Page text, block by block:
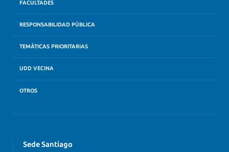
FACULTADES
RESPONSABILIDAD PÚBLICA
TEMÁTICAS PRIORITARIAS
UDD VECINA
OTROS
Sede Santiago